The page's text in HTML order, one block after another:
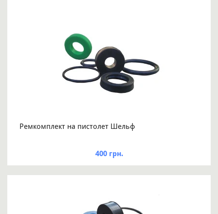
Ремкомплект на пистолет Шельф
400 грн.